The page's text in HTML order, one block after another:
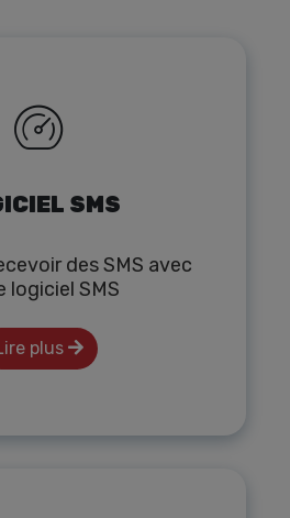
SMS
des SMS avec
logiciel SMS
plus